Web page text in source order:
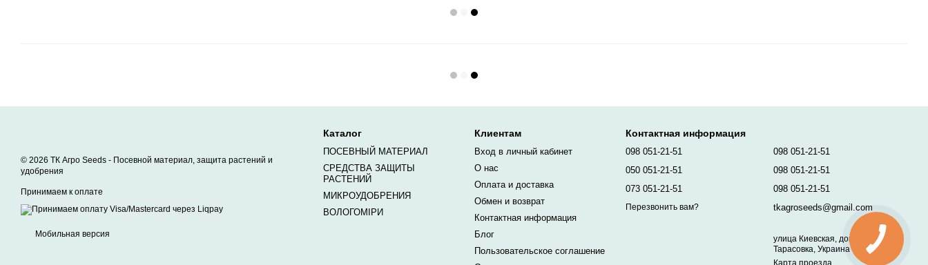
© 2026 ТК Агро Seeds - Посевной материал, защита растений и
удобрения
Принимаем к оплате
Мобильная версия
Каталог
ПОСЕВНЫЙ МАТЕРИАЛ
СРЕДСТВА ЗАЩИТЫ
РАСТЕНИЙ
МИКРОУДОБРЕНИЯ
ВОЛОГОМІРИ
Клиентам
Вход в личный кабинет
О нас
Оплата и доставка
Обмен и возврат
Контактная информация
Блог
Пользовательское соглашение
Контактная информация
098 051-21-51
050 051-21-51
073 051-21-51
Перезвонить вам?
098 051-21-51
098 051-21-51
098 051-21-51
tkagroseeds@gmail.com
улица Киевская, дом 96,
Тарасовка, Украина
Карта проезда